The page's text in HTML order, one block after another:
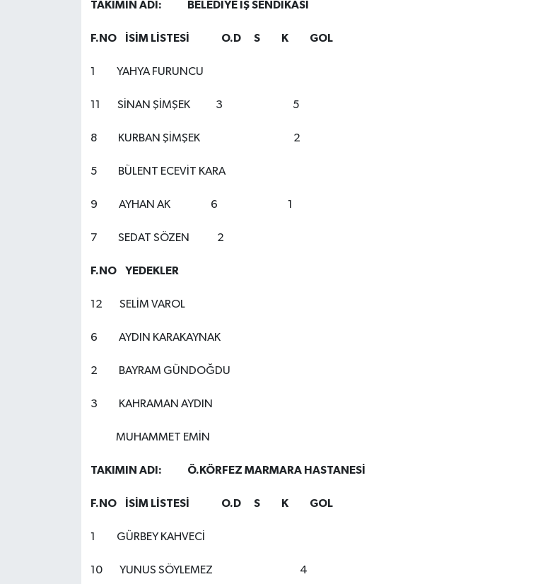
TAKIMIN ADI: BELEDİYE İŞ SENDİKASI
F.NO İSİM LİSTESİ O.D S K GOL
1 YAHYA FURUNCU
11 SİNAN ŞİMŞEK 3 5
8 KURBAN ŞİMŞEK 2
5 BÜLENT ECEVİT KARA
9 AYHAN AK 6 1
7 SEDAT SÖZEN 2
F.NO YEDEKLER
12 SELİM VAROL
6 AYDIN KARAKAYNAK
2 BAYRAM GÜNDOĞDU
3 KAHRAMAN AYDIN
MUHAMMET EMİN
TAKIMIN ADI: Ö.KÖRFEZ MARMARA HASTANESİ
F.NO İSİM LİSTESİ O.D S K GOL
1 GÜRBEY KAHVECİ
10 YUNUS SÖYLEMEZ 4